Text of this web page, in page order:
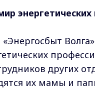
энергетических
других
их мамы и